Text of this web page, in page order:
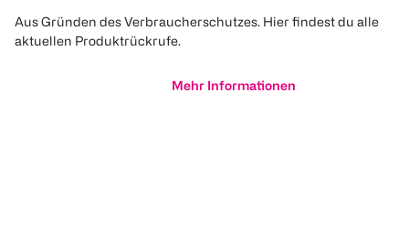
Aus Gründen des Verbraucherschutzes. Hier findest du alle
aktuellen Produktrückrufe.
Mehr Informationen